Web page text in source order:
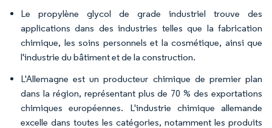
Le propylène glycol de grade industriel trouve des
applications dans des industries telles que la fabrication
chimique, les soins personnels et la cosmétique, ainsi que
l'industrie du bâtiment et de la construction.
L'Allemagne est un producteur chimique de premier plan
dans la région, représentant plus de 70 % des exportations
chimiques européennes. L'industrie chimique allemande
excelle dans toutes les catégories, notamment les produits